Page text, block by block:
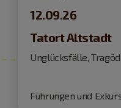
12.09.26
Tatort Altstadt
Unglücksfälle,
Führungen und